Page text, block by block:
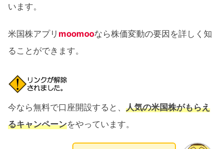
います。
米国株アプリ moomooなら株価変動の要因を詳しく知
ることができます。
今なら無料で口座開設すると、 人気の米国株がもらえ
るキャンペーンをやっています。